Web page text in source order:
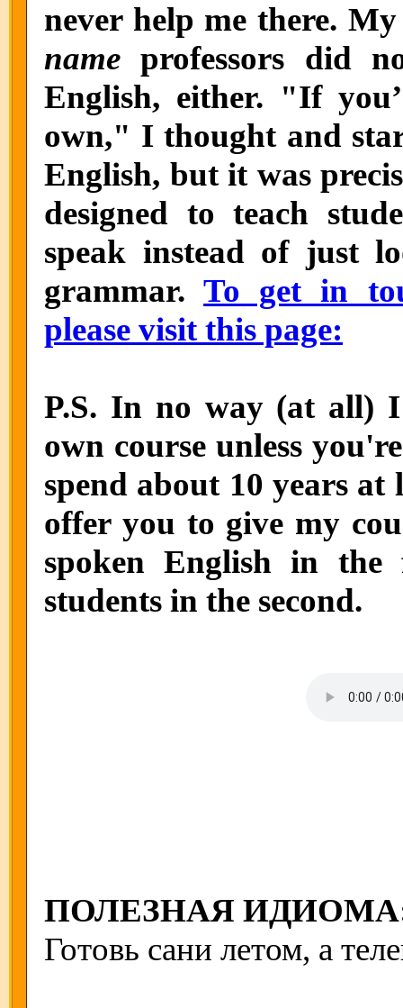
never help me there.
name professors did
English, either. "If
own," I thought and
English, but it was
designed to teach
speak instead of just
grammar.To get in
please visit this page:
P.S. In no way (at all)
own course unless
spend about 10 years
offer you to give my
spoken English in
students in the second.
ПОЛЕЗНАЯ
Готовь сани летом, а